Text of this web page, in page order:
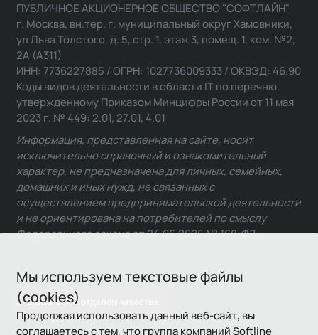
Мы используем текстовые файлы
(cookies)
Продолжая использовать данный веб-сайт, вы
соглашаетесь с тем, что группа компаний Softline
Связаться с отделом качества
ПУБЛИЧНОЕ АКЦИОНЕРНОЕ ОБЩЕСТВО "СОФТЛАЙН"
г. Москва, вн.тер. г. муниципальный округ Хамовники,
ул Льва Толстого, д. 5, стр. 1, этаж 3, помещ. 1, ком. №2,
2А (А311)
ИНН: 7736227885 / ОГРН: 1027736009333 / ОКВЭД: 46.90
Коды видов деятельности в области IT по перечню,
утвержденному Приказом Минцифры России от 11 мая
2023 г. № 449: 2.01, 27.01, 4.01
Информация, представленная на сайте, носит
исключительно справочный и ознакомительный
характер, не предназначена для личных, семейных,
домашних и иных нужд, не связанных с
осуществлением предпринимательской деятельности
и не ориентирована на потребителей по смыслу
Федерального закона от 24.06.2025 № 168-ФЗ.